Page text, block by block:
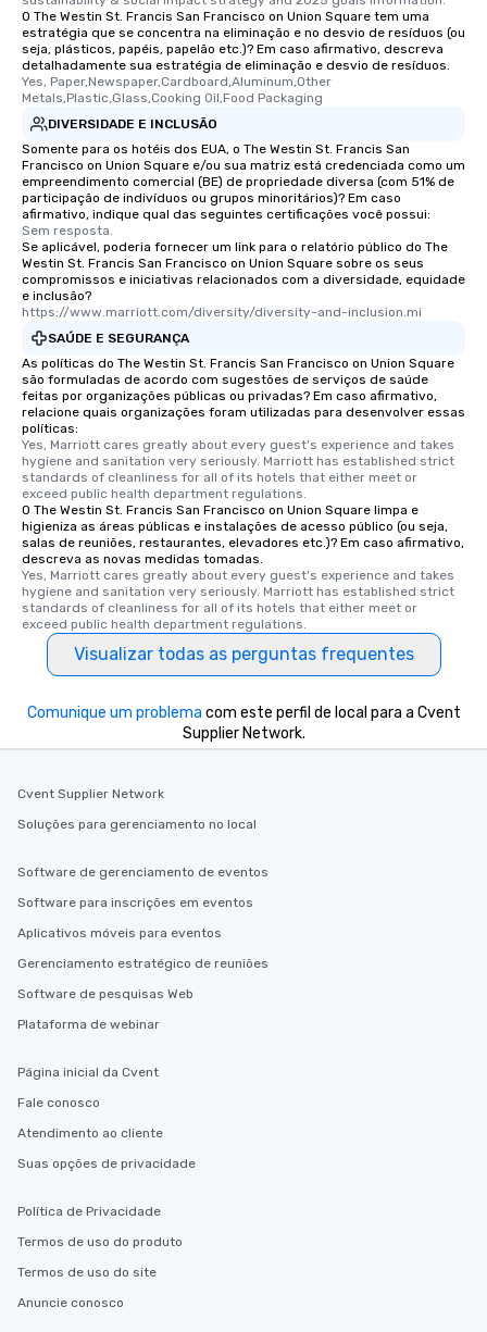
convenient outing,
and your guests
discovered otherwise
at a typical corporate
cuisines and dishes.
selected dishes are
high standards to
delight any palate. Tours Available
group experience,
key. Whether you
needs. Go for as Long or as Short as
You Like Along with
scheduling, Lip
Tours also provides a
durations. Our
2.5 hours; our longest
hours, with optional
incentives.
O The Westin St. Francis San Francisco on Union Square tem uma
estratégia que se concentra na eliminação e no desvio de resíduos (ou
seja, plásticos, papéis, papelão etc.)? Em caso afirmativo, descreva
detalhadamente sua estratégia de eliminação e desvio de resíduos.
Yes, Paper,Newspaper,Cardboard,Aluminum,Other
Metals,Plastic,Glass,Cooking Oil,Food Packaging
DIVERSIDADE E INCLUSÃO
Somente para os hotéis dos EUA, o The Westin St. Francis San
Francisco on Union Square e/ou sua matriz está credenciada como um
empreendimento comercial (BE) de propriedade diversa (com 51% de
participação de indivíduos ou grupos minoritários)? Em caso
afirmativo, indique qual das seguintes certificações você possui:
Sem resposta.
Se aplicável, poderia fornecer um link para o relatório público do The
Westin St. Francis San Francisco on Union Square sobre os seus
compromissos e iniciativas relacionados com a diversidade, equidade
e inclusão?
https://www.marriott.com/diversity/diversity-and-inclusion.mi
SAÚDE E SEGURANÇA
As políticas do The Westin St. Francis San Francisco on Union Square
são formuladas de acordo com sugestões de serviços de saúde
feitas por organizações públicas ou privadas? Em caso afirmativo,
relacione quais organizações foram utilizadas para desenvolver essas
políticas:
Yes, Marriott cares greatly about every guest's experience and takes
hygiene and sanitation very seriously. Marriott has established strict
standards of cleanliness for all of its hotels that either meet or
exceed public health department regulations.
O The Westin St. Francis San Francisco on Union Square limpa e
higieniza as áreas públicas e instalações de acesso público (ou seja,
salas de reuniões, restaurantes, elevadores etc.)? Em caso afirmativo,
descreva as novas medidas tomadas.
Yes, Marriott cares greatly about every guest's experience and takes
hygiene and sanitation very seriously. Marriott has established strict
standards of cleanliness for all of its hotels that either meet or
exceed public health department regulations.
Visualizar todas as perguntas frequentes
Comunique um problema com este perfil de local para a Cvent
Supplier Network.
Cvent Supplier Network
Soluções para gerenciamento no local
Software de gerenciamento de eventos
Software para inscrições em eventos
Aplicativos móveis para eventos
Gerenciamento estratégico de reuniões
Software de pesquisas Web
Plataforma de webinar
Página inicial da Cvent
Fale conosco
Atendimento ao cliente
Suas opções de privacidade
Política de Privacidade
Termos de uso do produto
Termos de uso do site
Anuncie conosco